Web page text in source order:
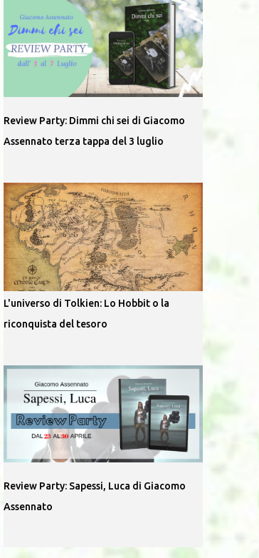
Review Party: Dimmi chi sei di Giacomo
Assennato terza tappa del 3 luglio
L'universo di Tolkien: Lo Hobbit o la
riconquista del tesoro
Review Party: Sapessi, Luca di Giacomo
Assennato